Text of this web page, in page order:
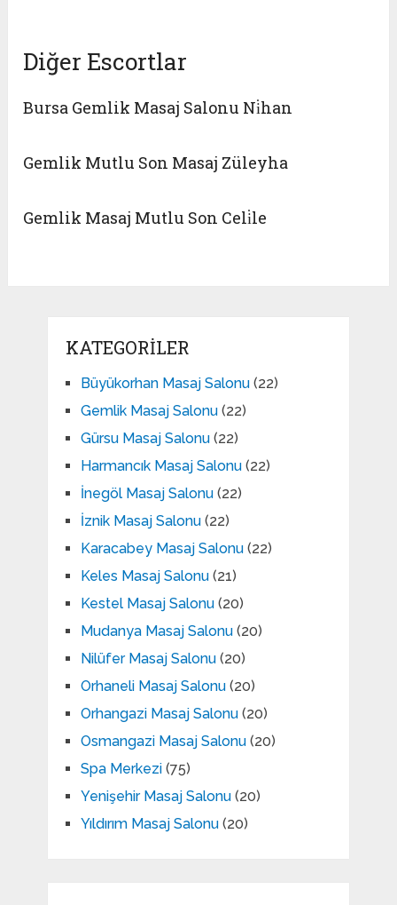
Diğer Escortlar
Bursa Gemlik Masaj Salonu Ni̇han
Gemlik Mutlu Son Masaj Züleyha
Gemlik Masaj Mutlu Son Celi̇le
KATEGORILER
Büyükorhan Masaj Salonu(22)
Gemlik Masaj Salonu(22)
Gürsu Masaj Salonu(22)
Harmancık Masaj Salonu(22)
İnegöl Masaj Salonu(22)
İznik Masaj Salonu(22)
Karacabey Masaj Salonu(22)
Keles Masaj Salonu(21)
Kestel Masaj Salonu(20)
Mudanya Masaj Salonu(20)
Nilüfer Masaj Salonu(20)
Orhaneli Masaj Salonu(20)
Orhangazi Masaj Salonu(20)
Osmangazi Masaj Salonu(20)
Spa Merkezi(75)
Yenişehir Masaj Salonu(20)
Yıldırım Masaj Salonu(20)